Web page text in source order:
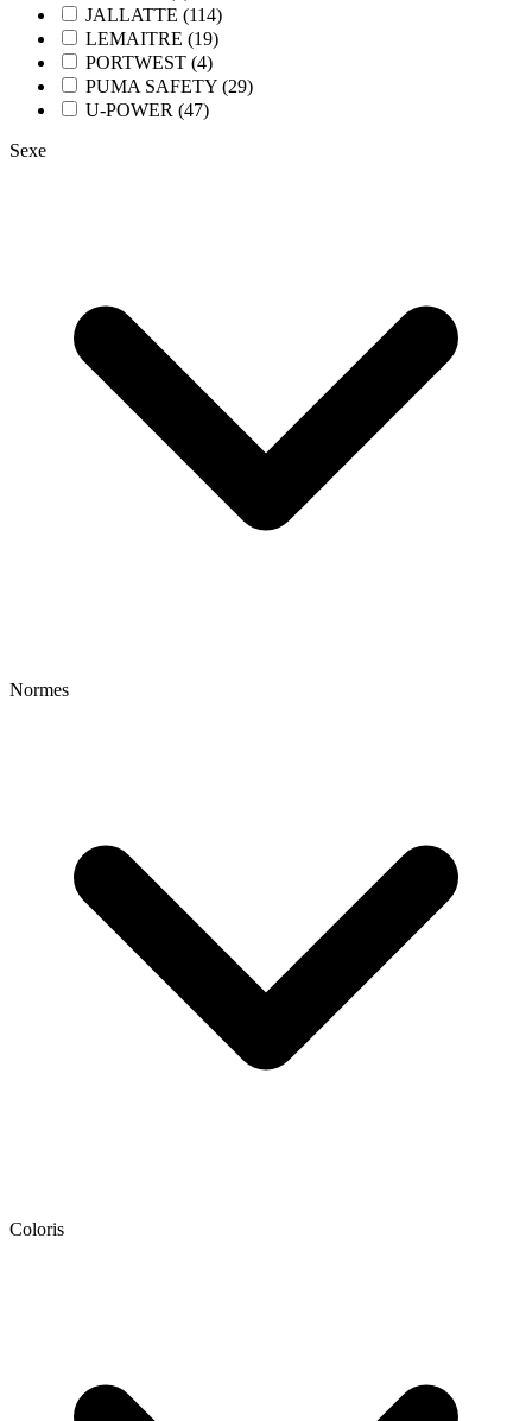
JALLATTE (114)
LEMAITRE (19)
PORTWEST (4)
PUMA SAFETY (29)
U-POWER (47)
Sexe
Normes
Coloris